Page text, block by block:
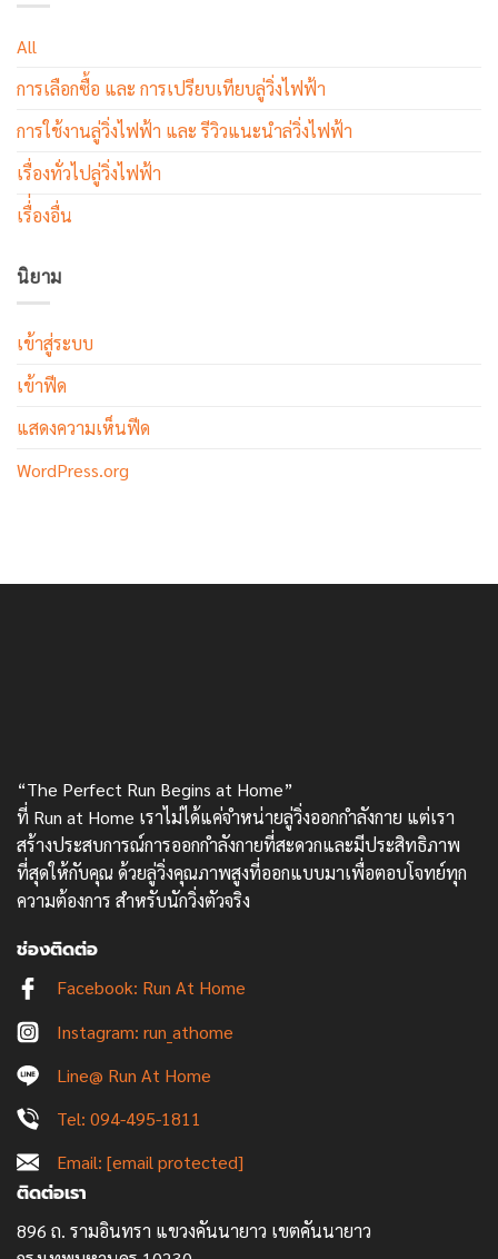
All
การเลือกซื้อ และ การเปรียบเทียบลู่วิ่งไฟฟ้า
การใช้งานลู่วิ่งไฟฟ้า และ รีวิวแนะนำล่วิ่งไฟฟ้า
เรื่องทั่วไปลู่วิ่งไฟฟ้า
เรื่่องอื่น
นิยาม
เข้าสู่ระบบ
เข้าฟีด
แสดงความเห็นฟีด
WordPress.org
“The Perfect Run Begins at Home”
ที่ Run at Home เราไม่ได้แค่จำหน่ายลู่วิ่งออกกำลังกาย แต่เรา
สร้างประสบการณ์การออกกำลังกายที่สะดวกและมีประสิทธิภาพ
ที่สุดให้กับคุณ ด้วยลู่วิ่งคุณภาพสูงที่ออกแบบมาเพื่อตอบโจทย์ทุก
ความต้องการ สำหรับนักวิ่งตัวจริง
ช่องติดต่อ
Facebook: Run At Home
Instagram: run_athome
Line@ Run At Home
Tel: 094-495-1811
Email: [email protected]
ติดต่อเรา
896 ถ. รามอินทรา แขวงคันนายาว เขตคันนายาว